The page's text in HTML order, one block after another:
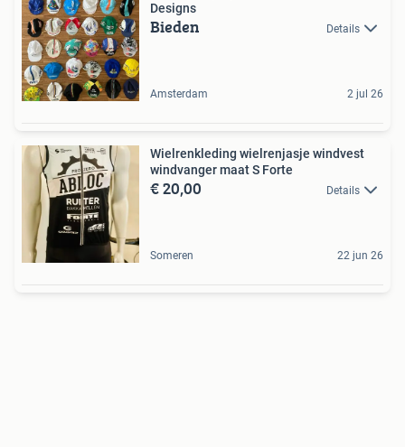
Designs
Bieden Details
Amsterdam 2 jul 26
Wielrenkleding wielrenjasje windvest
windvanger maat S Forte
€ 20,00 Details
Someren 22 jun 26